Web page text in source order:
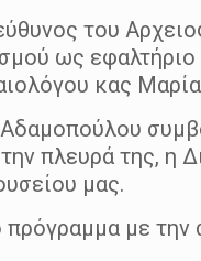
του
ως
κας
πλευρά της, η
μας.
με